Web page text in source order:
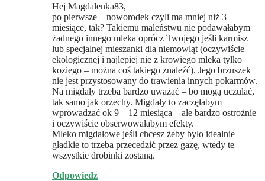
Hej Magdalenka83,
po pierwsze – noworodek czyli ma mniej niż 3
miesiące, tak? Takiemu maleństwu nie podawałabym
żadnego innego mleka oprócz Twojego jeśli karmisz
lub specjalnej mieszanki dla niemowląt (oczywiście
ekologicznej i najlepiej nie z krowiego mleka tylko
koziego – można coś takiego znaleźć). Jego brzuszek
nie jest przystosowany do trawienia innych pokarmów.
Na migdały trzeba bardzo uważać – bo mogą uczulać,
tak samo jak orzechy. Migdały to zaczęłabym
wprowadzać ok 9 – 12 miesiąca – ale bardzo ostrożnie
i oczywiście obserwowałabym efekty.
Mleko migdałowe jeśli chcesz żeby było idealnie
gładkie to trzeba przecedzić przez gazę, wtedy te
wszystkie drobinki zostaną.
Odpowiedz